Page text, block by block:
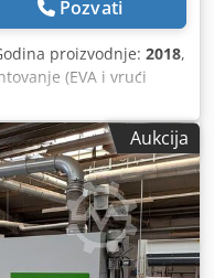
nanošenje spreja
kW, 12.000 o/min •
Obrada EVA i PUR
za lepak: 1,5 kg •
pritisak, Ø 100 mm,
valjak za
prijanjanja,
• Agregat za
frekvencije, svaki sa 0,8
postupak sečenja,
sprej za hlađenje za
Pozvati
proizvodnje: 2018,
(EVA i vrući
EVA / vrući
Jedinica za
završnu obradu krajeva
krajeva RF02 2 motora,
SKRAPER ZA
ZA LEPAK RC02
ZA DUVALO VRUĆEG
TABLET
Aukcija